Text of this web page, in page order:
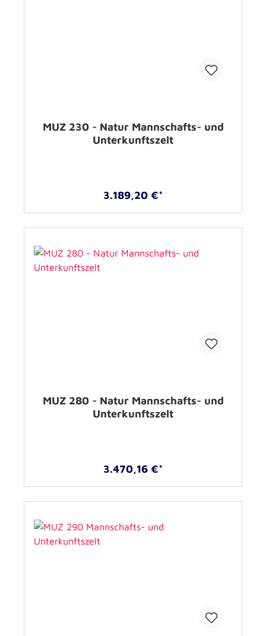
MUZ 230 - Natur Mannschafts- und
Unterkunftszelt
3.189,20 €*
MUZ 280 - Natur Mannschafts- und
Unterkunftszelt
3.470,16 €*